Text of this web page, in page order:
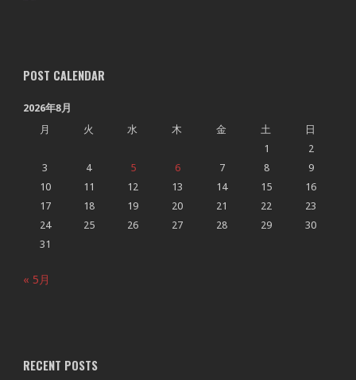
POST CALENDAR
2026年8月
月
火 水 木 金 土
日
1
2
3
4 5 6 7 8
9
10
11 12 13 14 15
16
17
18 19 20 21 22
23
24
25 26 27 28 29
30
31
« 5月
RECENT POSTS